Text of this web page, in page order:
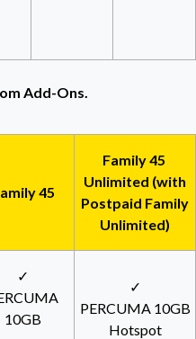
Add-Ons.
45
Family 45
Unlimited (with
Postpaid Family
Unlimited)
✓
10GB
✓
PERCUMA 10GB
Hotspot